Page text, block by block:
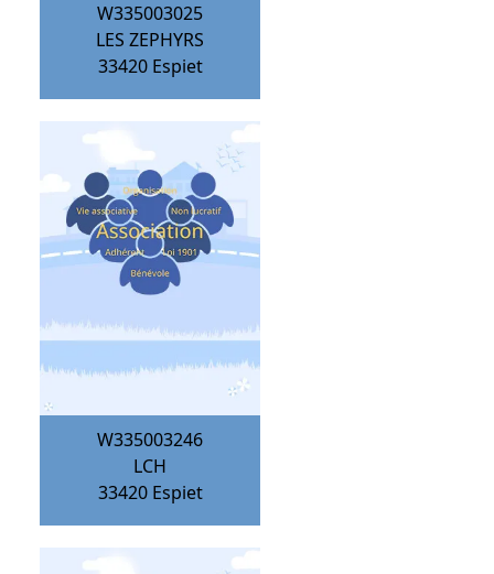
W335003025
LES ZEPHYRS
33420 Espiet
W335003246
LCH
33420 Espiet